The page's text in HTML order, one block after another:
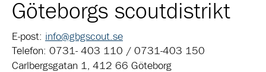
Göteborgs scoutdistrikt
E-post: info@gbgscout.se
Telefon: 0731- 403 110 / 0731-403 150
Carlbergsgatan 1, 412 66 Göteborg